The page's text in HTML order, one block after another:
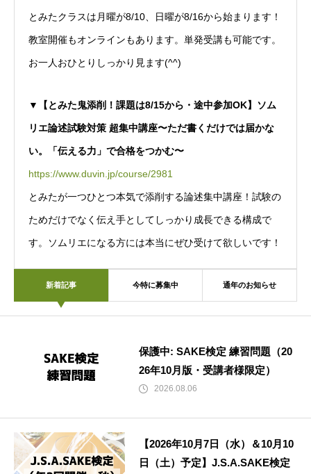
とみたクラスは月曜が8/10、日曜が8/16から始まります！
教室開催もオンラインもあります。単発受講も可能です。
お一人おひとりしっかり見ます(^^)
▼【とみた鬼添削！課題は8/15から・途中参加OK】ソム
リエ論述試験対策 超集中講座〜ただ書くだけでは届かな
い。「伝える力」で合格をつかむ〜
https://www.duvin.jp/course/2981
とみたが一つひとつ本気で添削する論述集中講座！試験の
ためだけでなく伝え手としてしっかり成長できる構成で
す。ソムリエになる方には本当にぜひ受けて欲しいです！
新着記事 今特に募集中 通年のお知らせ
保護中: SAKE検定 練習問題（20
26年10月版・受講者様限定）
2026.08.06
【2026年10月7日（水）＆10月10
日（土）予定】J.S.A.SAKE検定